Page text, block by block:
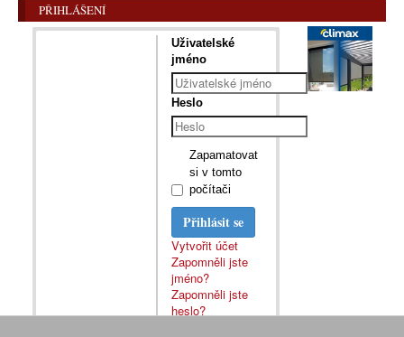
PŘIHLÁŠENÍ
Uživatelské
jméno
Heslo
Zapamatovat
si v tomto
počítači
Přihlásit se
Vytvořit účet
Zapomněli jste
jméno?
Zapomněli jste
heslo?